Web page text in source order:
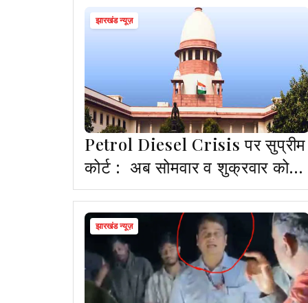
झारखंड न्यूज़
Petrol Diesel Crisis पर सुप्रीम
कोर्ट : अब सोमवार व शुक्रवार को
वीडियो कॉन्फ्रेंसिंग से सुनवाई
झारखंड न्यूज़